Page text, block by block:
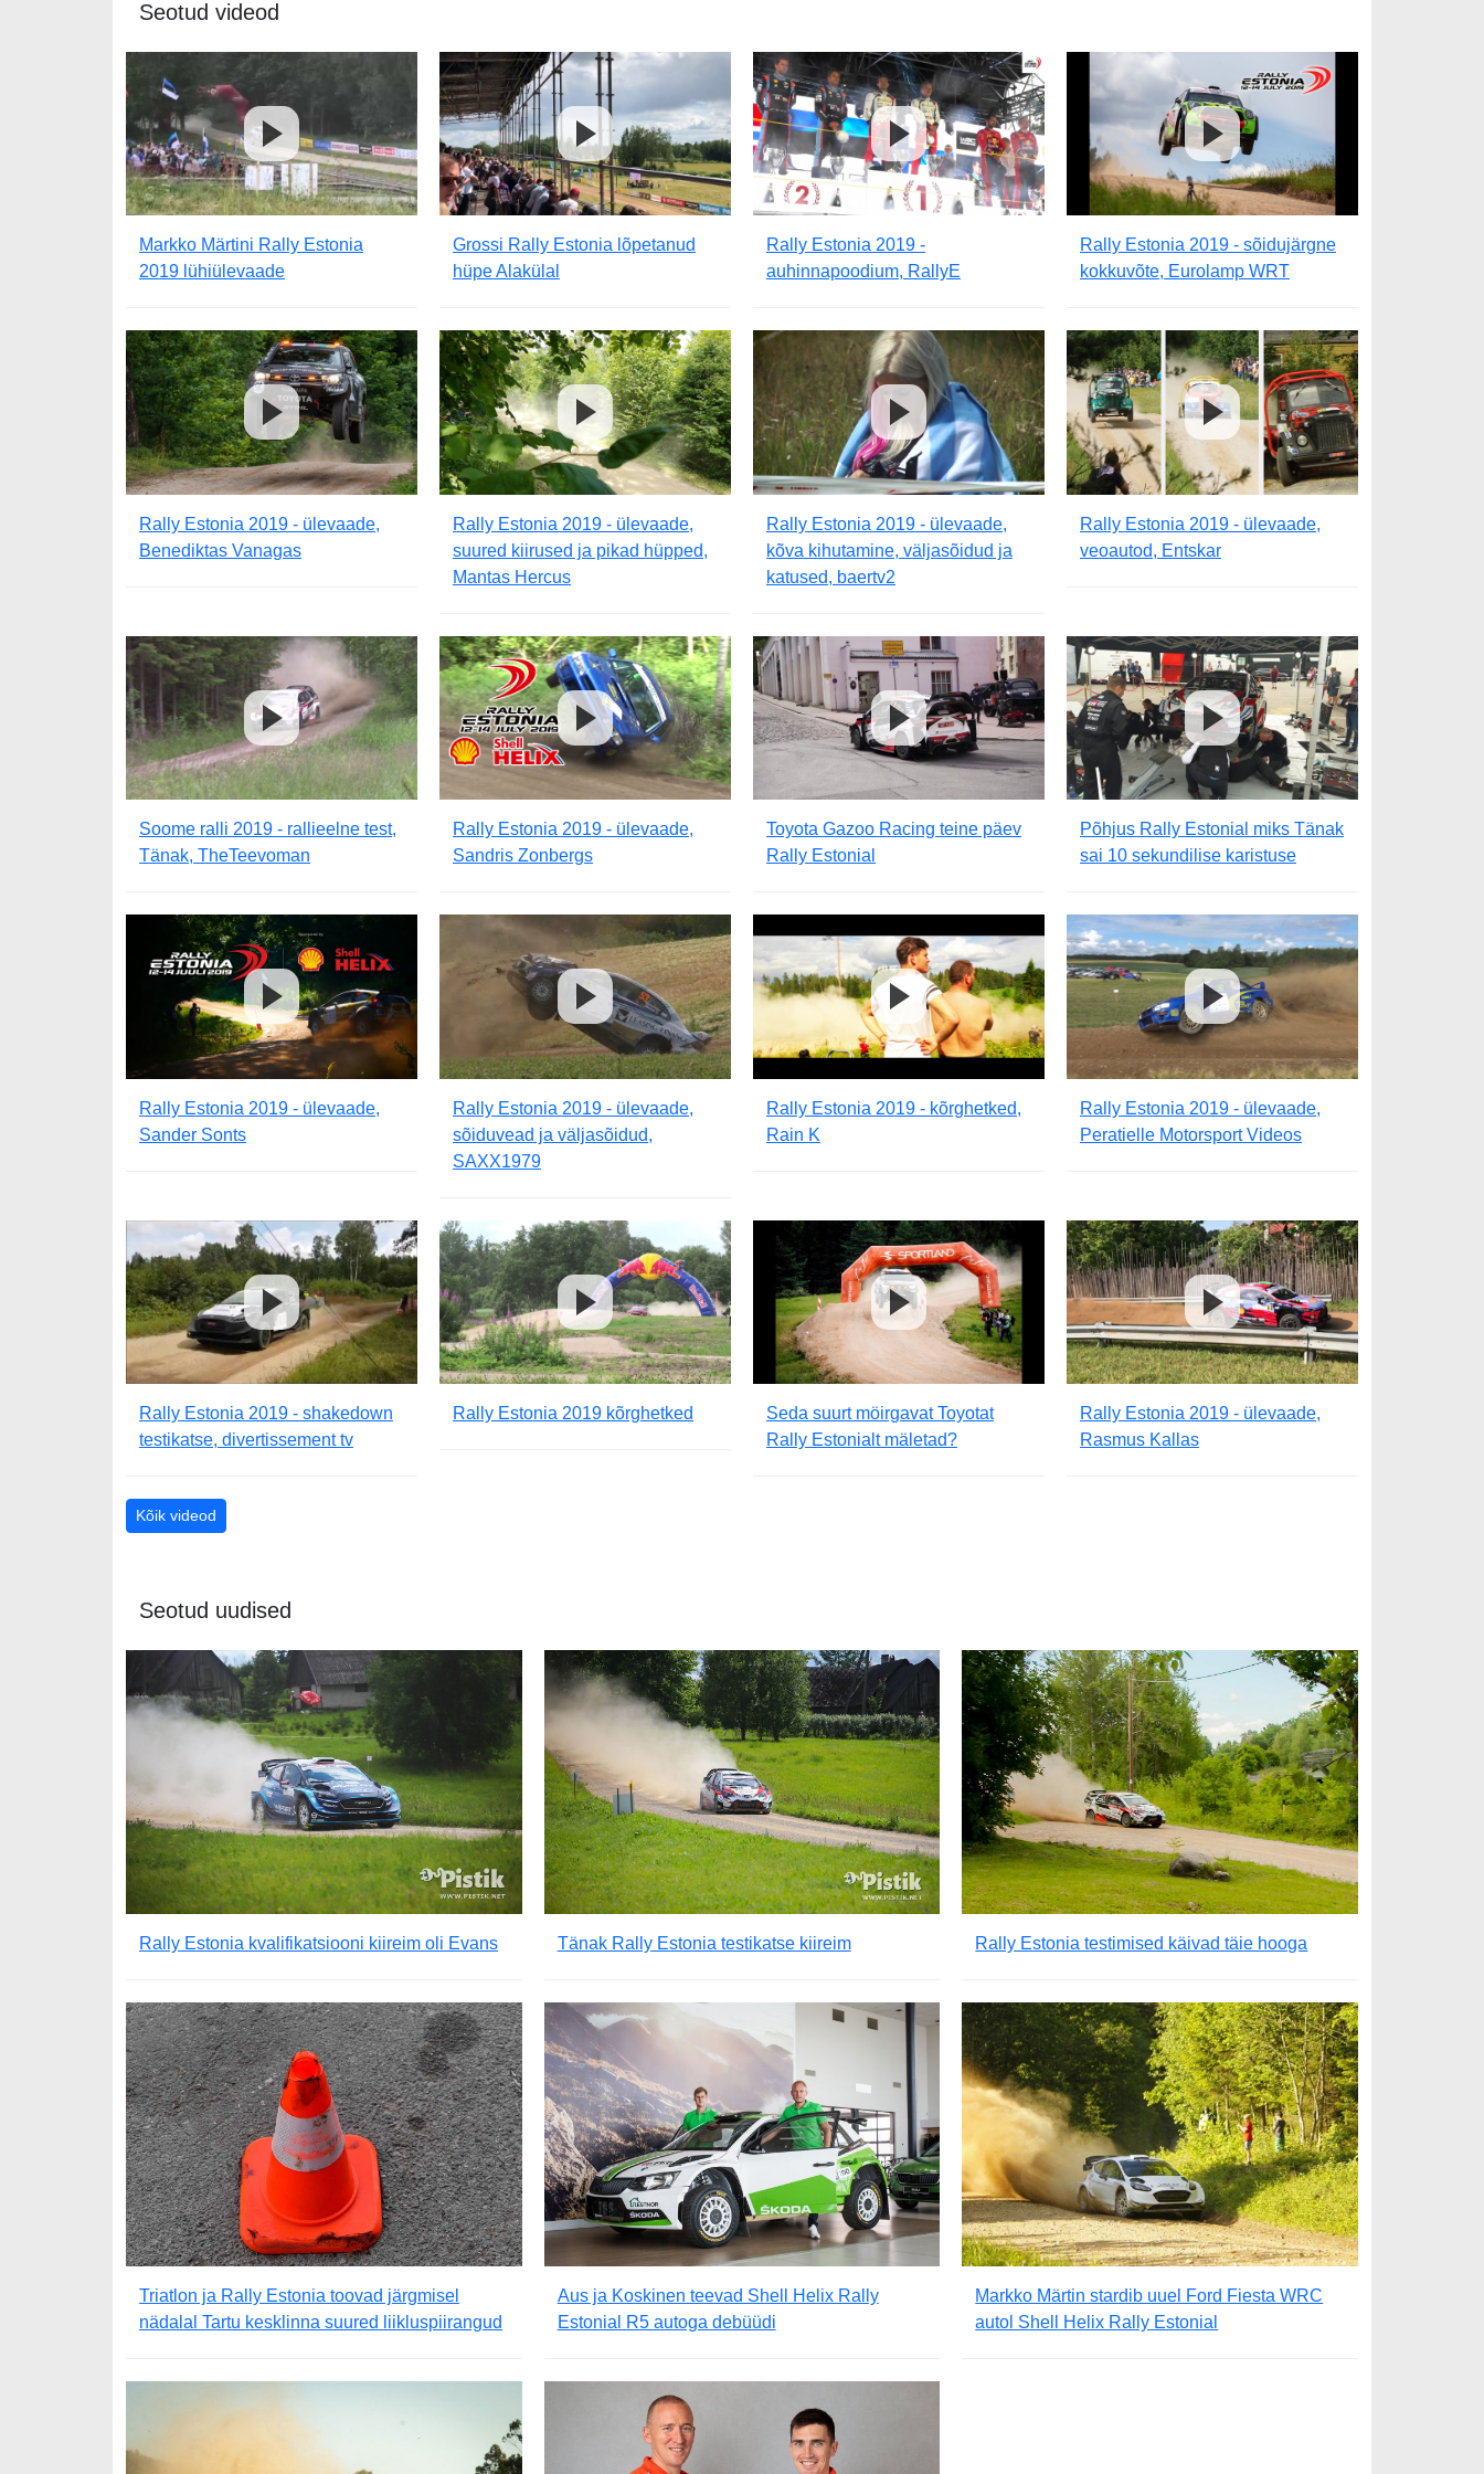
Seotud videod
Markko Märtini Rally Estonia
2019 lühiülevaade
Grossi Rally Estonia lõpetanud
hüpe Alakülal
Rally Estonia 2019 -
auhinnapoodium, RallyE
Rally Estonia 2019 - sõidujärgne
kokkuvõte, Eurolamp WRT
Rally Estonia 2019 - ülevaade,
Benediktas Vanagas
Rally Estonia 2019 - ülevaade,
suured kiirused ja pikad hüpped,
Mantas Hercus
Rally Estonia 2019 - ülevaade,
kõva kihutamine, väljasõidud ja
katused, baertv2
Rally Estonia 2019 - ülevaade,
veoautod, Entskar
Soome ralli 2019 - rallieelne test,
Tänak, TheTeevoman
Rally Estonia 2019 - ülevaade,
Sandris Zonbergs
Toyota Gazoo Racing teine päev
Rally Estonial
Põhjus Rally Estonial miks Tänak
sai 10 sekundilise karistuse
Rally Estonia 2019 - ülevaade,
Sander Sonts
Rally Estonia 2019 - ülevaade,
sõiduvead ja väljasõidud,
SAXX1979
Rally Estonia 2019 - kõrghetked,
Rain K
Rally Estonia 2019 - ülevaade,
Peratielle Motorsport Videos
Rally Estonia 2019 - shakedown
testikatse, divertissement tv
Rally Estonia 2019 kõrghetked
Seda suurt möirgavat Toyotat
Rally Estonialt mäletad?
Rally Estonia 2019 - ülevaade,
Rasmus Kallas
Kõik videod
Seotud uudised
Rally Estonia kvalifikatsiooni kiireim oli Evans Tänak Rally Estonia testikatse kiireim Rally Estonia testimised käivad täie hooga
Triatlon ja Rally Estonia toovad järgmisel
nädalal Tartu kesklinna suured liikluspiirangud
Aus ja Koskinen teevad Shell Helix Rally
Estonial R5 autoga debüüdi
Markko Märtin stardib uuel Ford Fiesta WRC
autol Shell Helix Rally Estonial